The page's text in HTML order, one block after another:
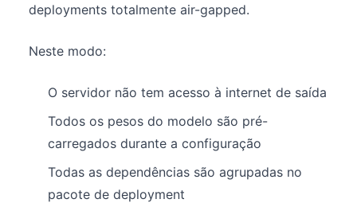
deployments totalmente air-gapped.
Neste modo:
O servidor não tem acesso à internet de saída
Todos os pesos do modelo são pré-
carregados durante a configuração
Todas as dependências são agrupadas no
pacote de deployment